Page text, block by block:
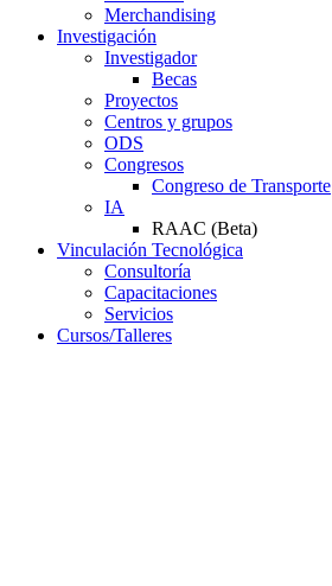
Merchandising
Investigación
Investigador
Becas
Proyectos
Centros y grupos
ODS
Congresos
Congreso de Transporte
IA
RAAC (Beta)
Vinculación Tecnológica
Consultoría
Capacitaciones
Servicios
Cursos/Talleres